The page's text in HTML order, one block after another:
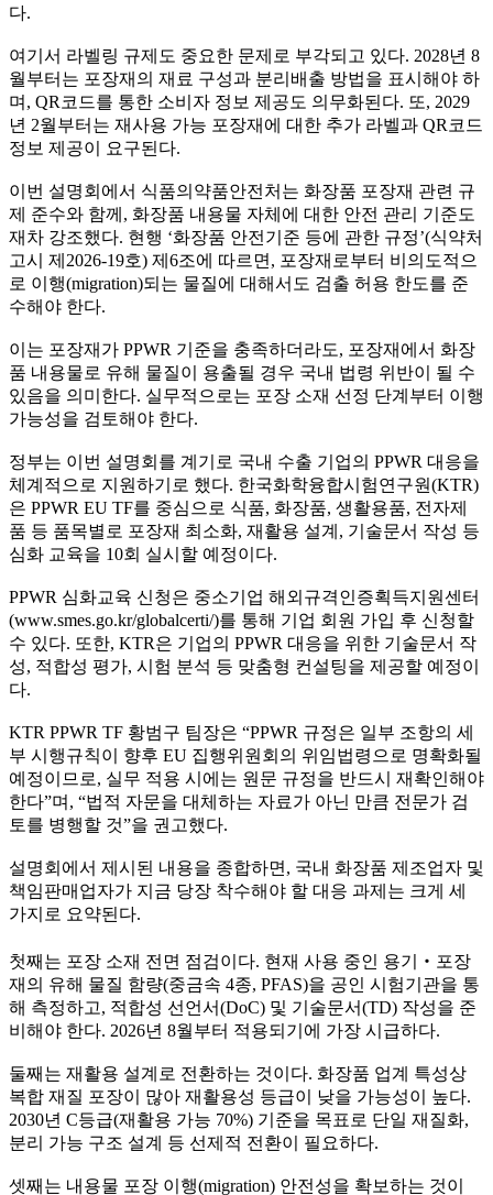
다.
여기서 라벨링 규제도 중요한 문제로 부각되고 있다. 2028년 8
월부터는 포장재의 재료 구성과 분리배출 방법을 표시해야 하
며, QR코드를 통한 소비자 정보 제공도 의무화된다. 또, 2029
년 2월부터는 재사용 가능 포장재에 대한 추가 라벨과 QR코드
정보 제공이 요구된다.
이번 설명회에서 식품의약품안전처는 화장품 포장재 관련 규
제 준수와 함께, 화장품 내용물 자체에 대한 안전 관리 기준도
재차 강조했다. 현행 ‘화장품 안전기준 등에 관한 규정’(식약처
고시 제2026-19호) 제6조에 따르면, 포장재로부터 비의도적으
로 이행(migration)되는 물질에 대해서도 검출 허용 한도를 준
수해야 한다.
이는 포장재가 PPWR 기준을 충족하더라도, 포장재에서 화장
품 내용물로 유해 물질이 용출될 경우 국내 법령 위반이 될 수
있음을 의미한다. 실무적으로는 포장 소재 선정 단계부터 이행
가능성을 검토해야 한다.
정부는 이번 설명회를 계기로 국내 수출 기업의 PPWR 대응을
체계적으로 지원하기로 했다. 한국화학융합시험연구원(KTR)
은 PPWR EU TF를 중심으로 식품, 화장품, 생활용품, 전자제
품 등 품목별로 포장재 최소화, 재활용 설계, 기술문서 작성 등
심화 교육을 10회 실시할 예정이다.
PPWR 심화교육 신청은 중소기업 해외규격인증획득지원센터
(www.smes.go.kr/globalcerti/)를 통해 기업 회원 가입 후 신청할
수 있다. 또한, KTR은 기업의 PPWR 대응을 위한 기술문서 작
성, 적합성 평가, 시험 분석 등 맞춤형 컨설팅을 제공할 예정이
다.
KTR PPWR TF 황범구 팀장은 “PPWR 규정은 일부 조항의 세
부 시행규칙이 향후 EU 집행위원회의 위임법령으로 명확화될
예정이므로, 실무 적용 시에는 원문 규정을 반드시 재확인해야
한다”며, “법적 자문을 대체하는 자료가 아닌 만큼 전문가 검
토를 병행할 것”을 권고했다.
설명회에서 제시된 내용을 종합하면, 국내 화장품 제조업자 및
책임판매업자가 지금 당장 착수해야 할 대응 과제는 크게 세
가지로 요약된다.
첫째는 포장 소재 전면 점검이다. 현재 사용 중인 용기‧포장
재의 유해 물질 함량(중금속 4종, PFAS)을 공인 시험기관을 통
해 측정하고, 적합성 선언서(DoC) 및 기술문서(TD) 작성을 준
비해야 한다. 2026년 8월부터 적용되기에 가장 시급하다.
둘째는 재활용 설계로 전환하는 것이다. 화장품 업계 특성상
복합 재질 포장이 많아 재활용성 등급이 낮을 가능성이 높다.
2030년 C등급(재활용 가능 70%) 기준을 목표로 단일 재질화,
분리 가능 구조 설계 등 선제적 전환이 필요하다.
셋째는 내용물 포장 이행(migration) 안전성을 확보하는 것이